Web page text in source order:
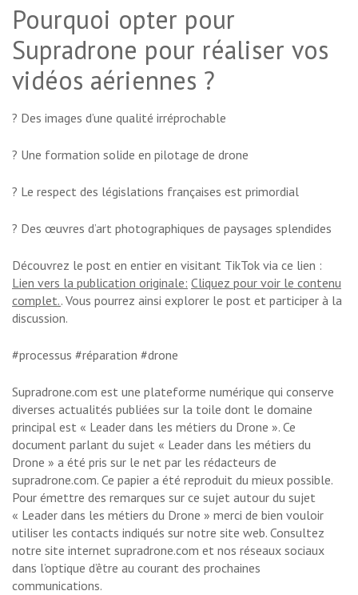
Pourquoi opter pour
Supradrone pour réaliser vos
vidéos aériennes ?
? Des images d’une qualité irréprochable
? Une formation solide en pilotage de drone
? Le respect des législations françaises est primordial
? Des œuvres d’art photographiques de paysages splendides
Découvrez le post en entier en visitant TikTok via ce lien :
Lien vers la publication originale: Cliquez pour voir le contenu
complet.. Vous pourrez ainsi explorer le post et participer à la
discussion.
#processus #réparation #drone
Supradrone.com est une plateforme numérique qui conserve
diverses actualités publiées sur la toile dont le domaine
principal est « Leader dans les métiers du Drone ». Ce
document parlant du sujet « Leader dans les métiers du
Drone » a été pris sur le net par les rédacteurs de
supradrone.com. Ce papier a été reproduit du mieux possible.
Pour émettre des remarques sur ce sujet autour du sujet
« Leader dans les métiers du Drone » merci de bien vouloir
utiliser les contacts indiqués sur notre site web. Consultez
notre site internet supradrone.com et nos réseaux sociaux
dans l’optique d’être au courant des prochaines
communications.